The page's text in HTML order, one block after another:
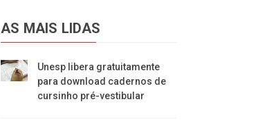
AS MAIS LIDAS
Unesp libera gratuitamente
para download cadernos de
cursinho pré-vestibular